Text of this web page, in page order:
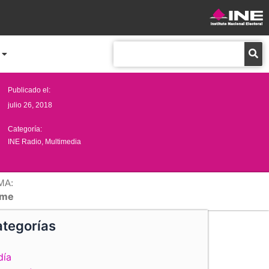
Publicado el:
julio 26, 2018
Categoría:
INE Radio Multimedia